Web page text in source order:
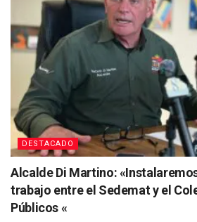
DESTACADO
Alcalde Di Martino:
trabajo entre el Sedemat y el
Públicos «